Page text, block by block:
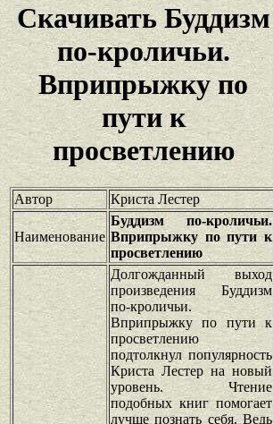
Скачивать Буддизм
по-кроличьи.
Вприпрыжку по
пути к
просветлению
Автор Криста Лестер
Наименование
Буддизм по-кроличьи.
Вприпрыжку по пути к
просветлению
Долгожданный выход
произведения Буддизм
по-кроличьи.
Вприпрыжку по пути к
просветлению
подтолкнул популярность
Криста Лестер на новый
уровень. Чтение
подобных книг помогает
лучше познать себя. Ведь